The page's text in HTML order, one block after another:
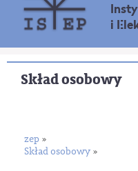
i
Skład osobowy
zep »
Skład osobowy »